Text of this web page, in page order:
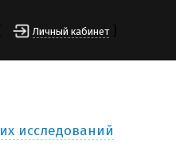
Личный кабинет
исследований